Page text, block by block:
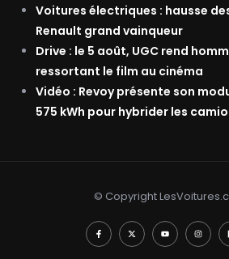
Voitures électriques : hausse
Renault grand vainqueur
Drive : le 5 août, UGC rend
ressortant le film au cinéma
Vidéo : Revoy présente son
575 kWh pour hybrider les
© Copyright